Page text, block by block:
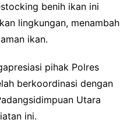
benih ikan ini
lingkungan, menambah
ikan.
pihak Polres
berkoordinasi dengan
Utara
ini.